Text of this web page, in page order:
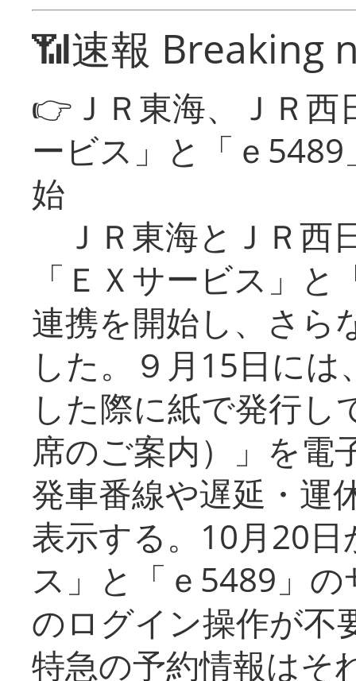
📶速報 Breaking
👉ＪＲ東海、ＪＲ
ービス」と「ｅ
始
ＪＲ東海とＪＲ西
「ＥＸサービス」
連携を開始し、さら
した。９月15日に
した際に紙で発行し
席のご案内）」を電
発車番線や遅延・運
表示する。10月20
ス」と「ｅ5489」
のログイン操作が不
特急の予約情報はそ